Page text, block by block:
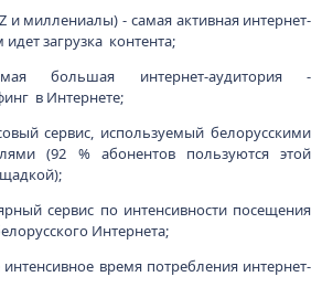
и миллениалы) - самая активная интернет-
загрузка контента;
большая интернет-аудитория -
в Интернете;
сервис, используемый белорусскими
(92 % абонентов пользуются этой
сервис по интенсивности посещения
Интернета;
время потребления интернет-